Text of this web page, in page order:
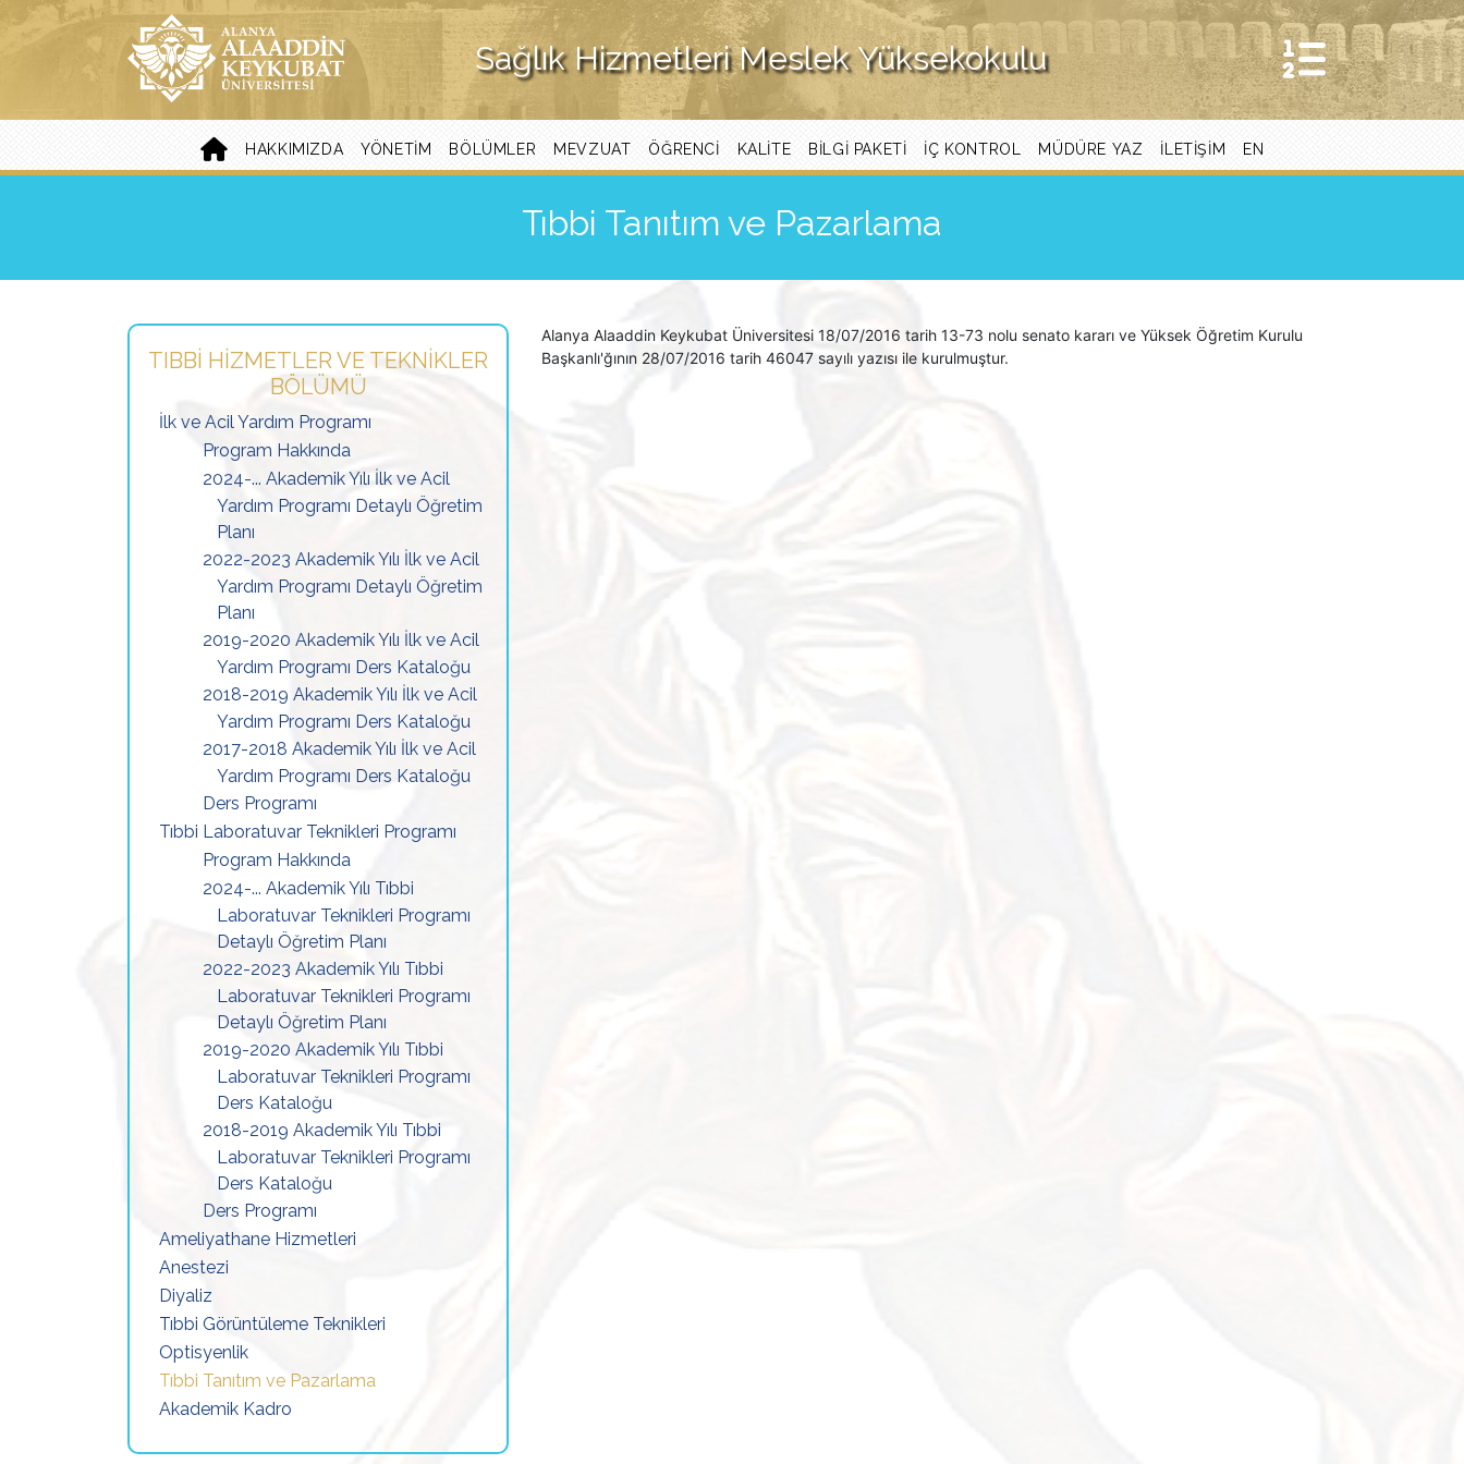
Sağlık Hizmetleri Meslek Yüksekokulu
HAKKIMIZDA YÖNETIM BÖLÜMLER MEVZUAT ÖĞRENCI KALITE BİLGİ PAKETİ İÇ KONTROL MÜDÜRE YAZ ILETIŞIM EN
Tıbbi Tanıtım ve Pazarlama
TIBBI HIZMETLER VE TEKNIKLER
BÖLÜMÜ
İlk ve Acil Yardım Programı
Program Hakkında
2024-... Akademik Yılı İlk ve Acil
Yardım Programı Detaylı Öğretim
Planı
2022-2023 Akademik Yılı İlk ve Acil
Yardım Programı Detaylı Öğretim
Planı
2019-2020 Akademik Yılı İlk ve Acil
Yardım Programı Ders Kataloğu
2018-2019 Akademik Yılı İlk ve Acil
Yardım Programı Ders Kataloğu
2017-2018 Akademik Yılı İlk ve Acil
Yardım Programı Ders Kataloğu
Ders Programı
Tıbbi Laboratuvar Teknikleri Programı
Program Hakkında
2024-... Akademik Yılı Tıbbi
Laboratuvar Teknikleri Programı
Detaylı Öğretim Planı
2022-2023 Akademik Yılı Tıbbi
Laboratuvar Teknikleri Programı
Detaylı Öğretim Planı
2019-2020 Akademik Yılı Tıbbi
Laboratuvar Teknikleri Programı
Ders Kataloğu
2018-2019 Akademik Yılı Tıbbi
Laboratuvar Teknikleri Programı
Ders Kataloğu
Ders Programı
Ameliyathane Hizmetleri
Anestezi
Diyaliz
Tıbbi Görüntüleme Teknikleri
Optisyenlik
Tıbbi Tanıtım ve Pazarlama
Akademik Kadro
Alanya Alaaddin Keykubat Üniversitesi 18/07/2016 tarih 13-73 nolu senato kararı ve Yüksek Öğretim Kurulu
Başkanlı'ğının 28/07/2016 tarih 46047 sayılı yazısı ile kurulmuştur.